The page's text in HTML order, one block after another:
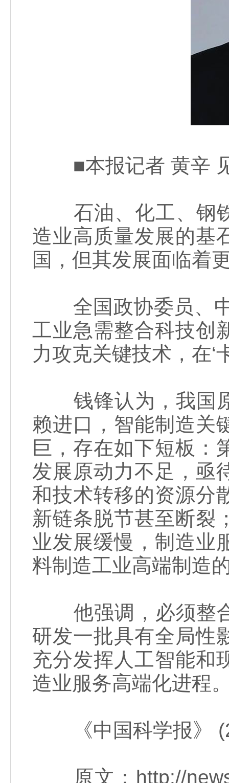
■本报记者 黄辛
石油、化工、钢铁
造业高质量发展的基
国，但其发展面临着
全国政协委员、中
工业急需整合科技创
力攻克关键技术，在‘
钱锋认为，我国原
赖进口，智能制造关
巨，存在如下短板：
发展原动力不足，亟
和技术转移的资源分
新链条脱节甚至断裂
业发展缓慢，制造业
料制造工业高端制造
他强调，必须整合
研发一批具有全局性
充分发挥人工智能和
造业服务高端化进程
《中国科学报》
原文：http://